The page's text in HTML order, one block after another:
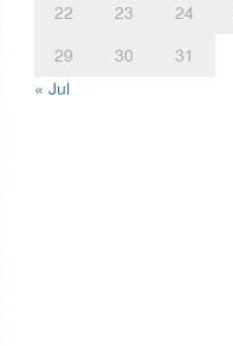
22
23 24
29
30
31
« Jul